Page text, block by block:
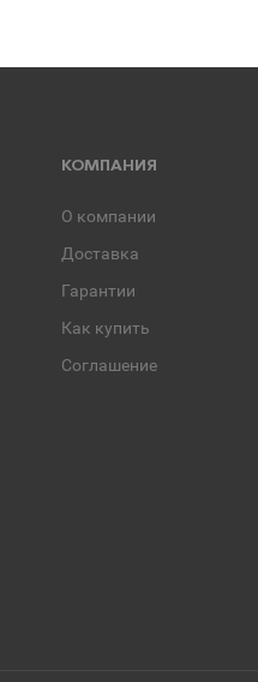
КОМПАНИЯ
О компании
Доставка
Гарантии
Как купить
Соглашение